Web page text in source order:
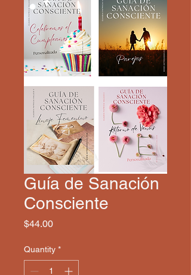
Guía de Sanación
Consciente
$44.00Price
Quantity *